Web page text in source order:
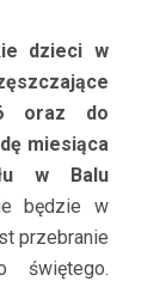
dzieci w
oraz do
miesiąca
w Balu
będzie w
przebranie
świętego.